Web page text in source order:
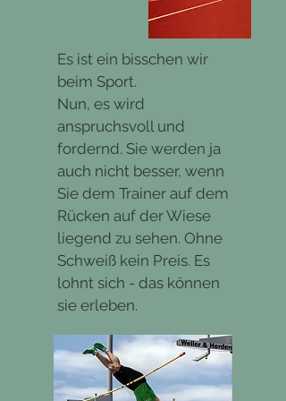
etwas Neues zu lernen und erst
Erst wenn alle Spieler im Team an
Bord diesbezüglich sind, wird es
leichter hier Fortschritte zu erzielen.
In dem Coaching geht es darum
herauszufinden, was für Sie und ihr
Team funktioniert und was Sie
wirklich wollen und jetzt
entwickeln müssen. Ihre bisherigen
Strategien hatten einen Nutzen für
bestimmte Spieler - das möchte
berücksichtigt werden.
betrifft, besteht in Deutschland
überrascht, dass es in diesem
Bereich kaum Weiterentwicklung
gab. Es hat sich wenig entlang der
Forschung entwickelt, sondern
einiges hat sich aus
Therapierichtungen entwickelt mit
unterschiedlich guter
wissenschaftlicher Grundlage.
Manches hat sich auch sehr kreativ,
also sehr unwissenschaftlich
weiterentwickelt. Sagen wir es mal
so: Selbst ihr Bäcker könnte sich
und nach seinem Feierabend eine
Paartherapie anbieten, da dieser
Begriff überhaupt nicht geschützt
Es ist ein bisschen wir
beim Sport.
Nun, es wird
anspruchsvoll und
fordernd. Sie werden ja
auch nicht besser, wenn
Sie dem Trainer auf dem
Rücken auf der Wiese
liegend zu sehen. Ohne
Schweiß kein Preis. Es
lohnt sich - das können
sie erleben.